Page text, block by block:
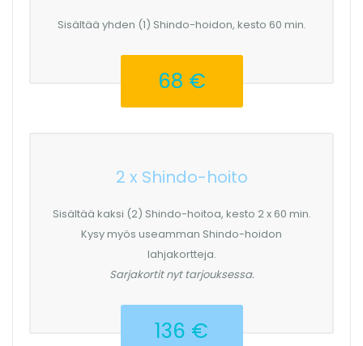
Sisältää yhden (1) Shindo-hoidon, kesto 60 min.
68 €
2 x Shindo-hoito
Sisältää kaksi (2) Shindo-hoitoa, kesto 2 x 60 min.
Kysy myös useamman Shindo-hoidon
lahjakortteja.
Sarjakortit nyt tarjouksessa.
136 €